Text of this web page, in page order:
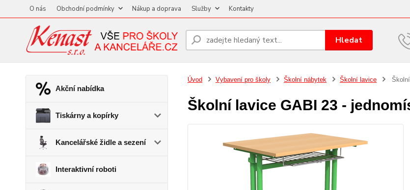
O nás Obchodní podmínky Nákup a doprava Služby Kontakty
Hledat
Akční nabídka
Tiskárny a kopírky
Kancelářské židle a sezení
Interaktivní roboti
Úvod Vybavení pro školy Školní nábytek Školní lavice
Školní lavice GABI 23 -